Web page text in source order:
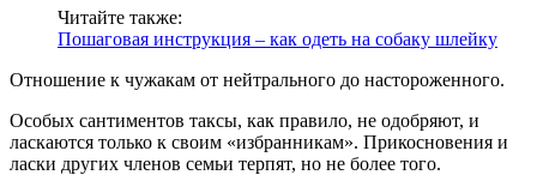
Читайте также:
Пошаговая инструкция – как одеть на собаку шлейку
Отношение к чужакам от нейтрального до настороженного.
Особых сантиментов таксы, как правило, не одобряют, и
ласкаются только к своим «избранникам». Прикосновения и
ласки других членов семьи терпят, но не более того.